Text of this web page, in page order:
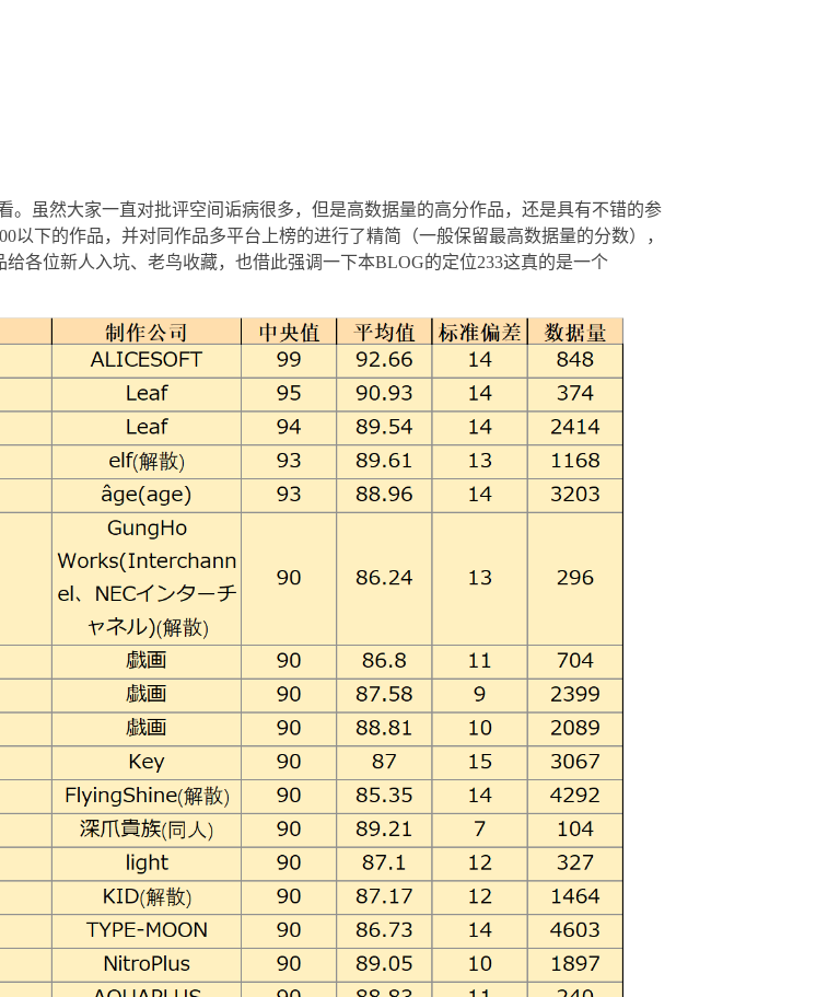
虽然大家一直对批评空间诟病很多，但是高数据量的高分作品，还是具有不错的参
下的作品，并对同作品多平台上榜的进行了精简（一般保留最高数据量的分数），
各位新人入坑、老鸟收藏，也借此强调一下本BLOG的定位233这真的是一个